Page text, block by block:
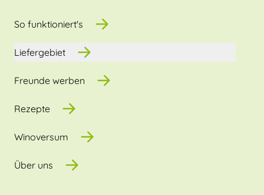
So funktioniert's
Liefergebiet
Freunde werben
Rezepte
Winoversum
Über uns